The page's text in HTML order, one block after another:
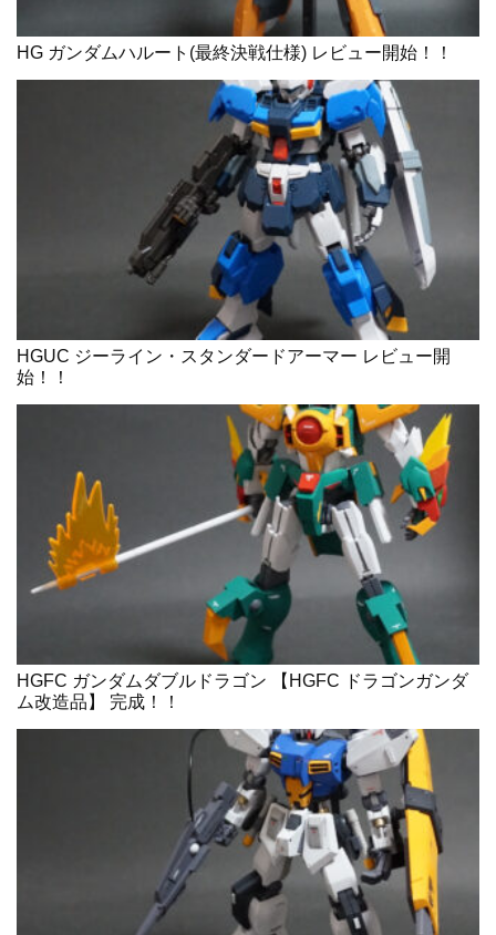
HG ガンダムハルート(最終決戦仕様) レビュー開始！！
HGUC ジーライン・スタンダードアーマー レビュー開
始！！
HGFC ガンダムダブルドラゴン 【HGFC ドラゴンガンダ
ム改造品】 完成！！